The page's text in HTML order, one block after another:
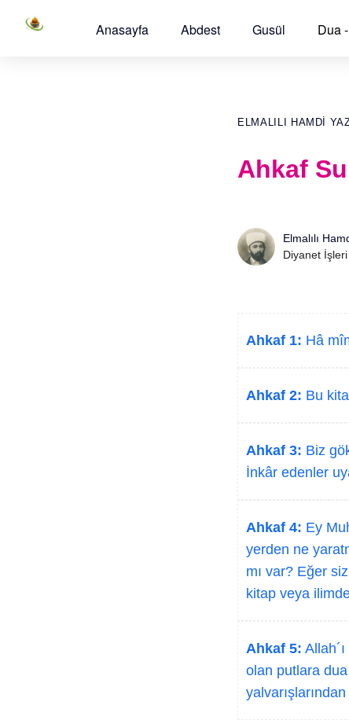
Anasayfa Abdest Gusül Dua
ELMALILI HAMDI
Ahkaf
Elmalılı
Diyanet İşleri
Ahkaf 1: Hâ
Ahkaf 2: Bu
Ahkaf 3: Biz
İnkâr edenler
Ahkaf 4: Ey
yerden ne
mı var? Eğer
kitap veya
Ahkaf 5:
olan putlara